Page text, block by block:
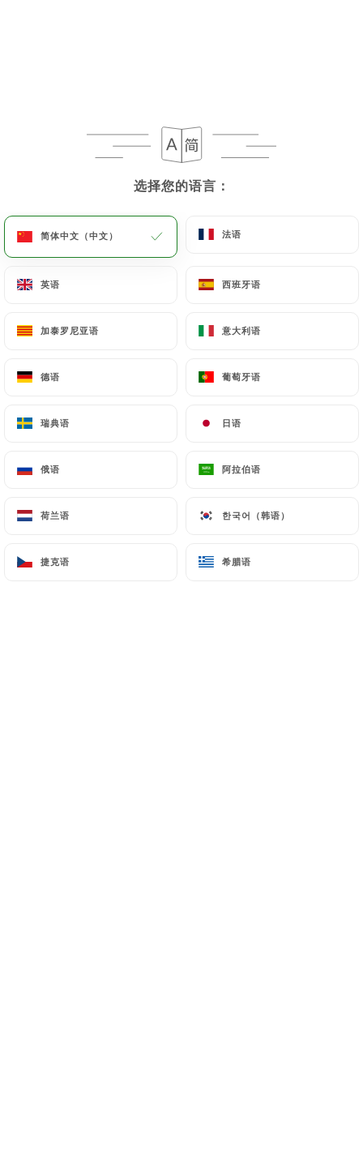
选择您的语言：
简体中文（中文） 法语
英语 西班牙语
加泰罗尼亚语 意大利语
德语 葡萄牙语
瑞典语 日语
俄语 阿拉伯语
荷兰语 한국어（韩语）
捷克语 希腊语
选择您的语言：
简体中文（中文） 法语
英语 西班牙语
加泰罗尼亚语 意大利语
德语 葡萄牙语
瑞典语 日语
俄语 阿拉伯语
荷兰语 한국어（韩语）
捷克语 希腊语